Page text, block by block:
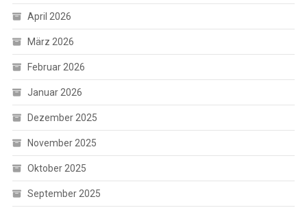
April 2026
März 2026
Februar 2026
Januar 2026
Dezember 2025
November 2025
Oktober 2025
September 2025